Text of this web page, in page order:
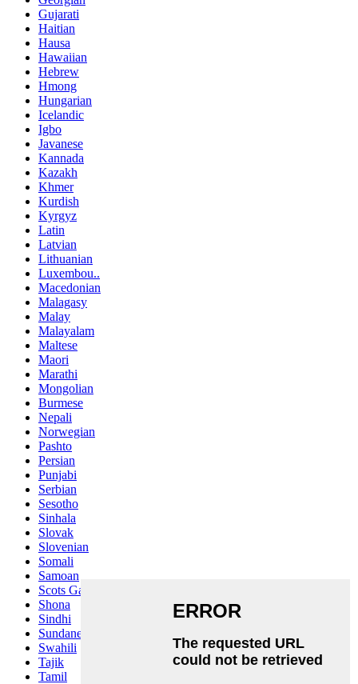
Gujarati
Haitian
Hausa
Hawaiian
Hebrew
Hmong
Hungarian
Icelandic
Igbo
Javanese
Kannada
Kazakh
Khmer
Kurdish
Kyrgyz
Latin
Latvian
Lithuanian
Luxembou..
Macedonian
Malagasy
Malay
Malayalam
Maltese
Maori
Marathi
Mongolian
Burmese
Nepali
Norwegian
Pashto
Persian
Punjabi
Serbian
Sesotho
Sinhala
Slovak
Slovenian
Somali
Samoan
Scots Gaelic
Shona
Sindhi
Sundanese
Swahili
Tajik
Tamil